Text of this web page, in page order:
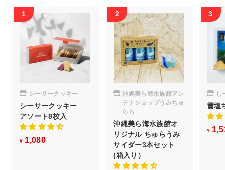
シーサークッキー
シーサークッキー
アソート8枚入
¥ 1,080
沖縄美ら海水族館アン
テナショップうみちゅ
らら
沖縄美ら海水族館オ
リジナル ちゅらうみ
サイダー3本セット
(箱入り）
し
雪塩
¥